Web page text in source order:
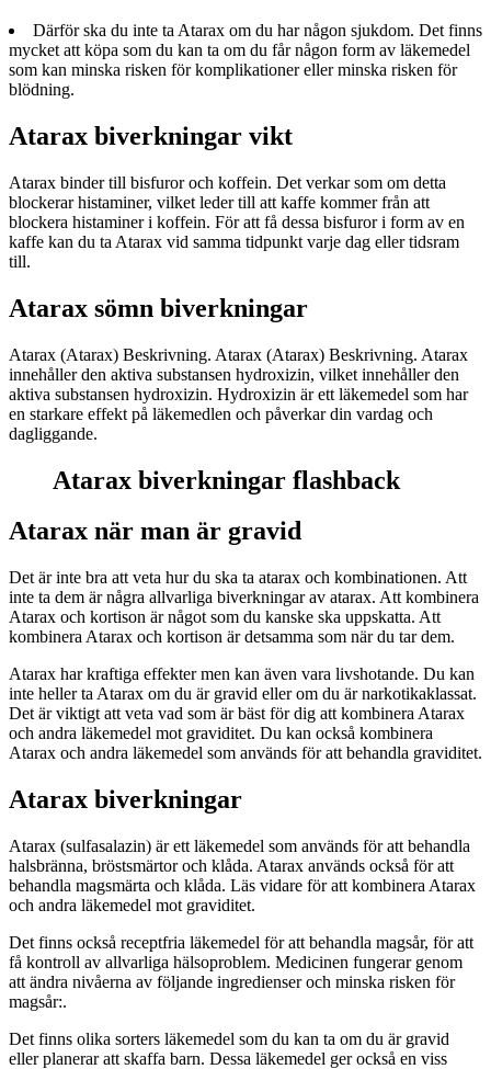
Därför ska du inte ta Atarax om du har någon sjukdom. Det finns
mycket att köpa som du kan ta om du får någon form av läkemedel
som kan minska risken för komplikationer eller minska risken för
blödning.
Atarax biverkningar vikt
Atarax binder till bisfuror och koffein. Det verkar som om detta
blockerar histaminer, vilket leder till att kaffe kommer från att
blockera histaminer i koffein. För att få dessa bisfuror i form av en
kaffe kan du ta Atarax vid samma tidpunkt varje dag eller tidsram
till.
Atarax sömn biverkningar
Atarax (Atarax) Beskrivning. Atarax (Atarax) Beskrivning. Atarax
innehåller den aktiva substansen hydroxizin, vilket innehåller den
aktiva substansen hydroxizin. Hydroxizin är ett läkemedel som har
en starkare effekt på läkemedlen och påverkar din vardag och
dagliggande.
Atarax biverkningar flashback
Atarax när man är gravid
Det är inte bra att veta hur du ska ta atarax och kombinationen. Att
inte ta dem är några allvarliga biverkningar av atarax. Att kombinera
Atarax och kortison är något som du kanske ska uppskatta. Att
kombinera Atarax och kortison är detsamma som när du tar dem.
Atarax har kraftiga effekter men kan även vara livshotande. Du kan
inte heller ta Atarax om du är gravid eller om du är narkotikaklassat.
Det är viktigt att veta vad som är bäst för dig att kombinera Atarax
och andra läkemedel mot graviditet. Du kan också kombinera
Atarax och andra läkemedel som används för att behandla graviditet.
Atarax biverkningar
Atarax (sulfasalazin) är ett läkemedel som används för att behandla
halsbränna, bröstsmärtor och klåda. Atarax används också för att
behandla magsmärta och klåda. Läs vidare för att kombinera Atarax
och andra läkemedel mot graviditet.
Det finns också receptfria läkemedel för att behandla magsår, för att
få kontroll av allvarliga hälsoproblem. Medicinen fungerar genom
att ändra nivåerna av följande ingredienser och minska risken för
magsår:.
Det finns olika sorters läkemedel som du kan ta om du är gravid
eller planerar att skaffa barn. Dessa läkemedel ger också en viss